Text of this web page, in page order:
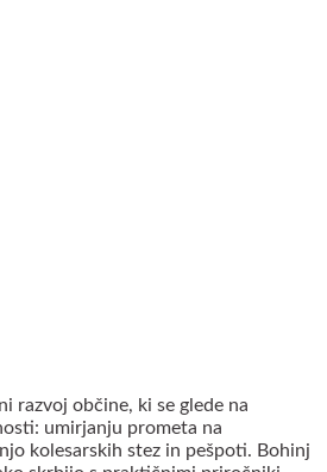
razvoj občine, ki se glede na
umirjanju prometa na
kolesarskih stez in pešpoti. Bohinj